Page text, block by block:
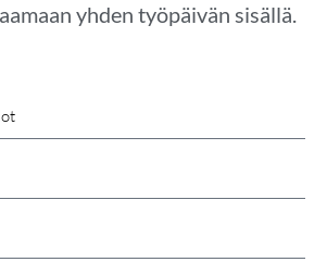
yhden työpäivän sisällä.